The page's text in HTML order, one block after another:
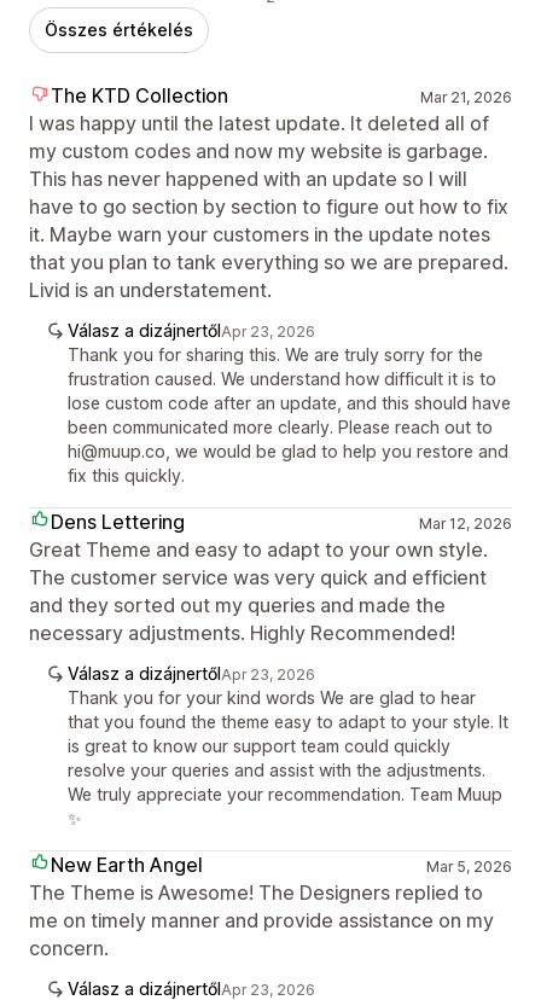
Összes értékelés
The KTD Collection Mar 21, 2026
I was happy until the latest update. It deleted all of
my custom codes and now my website is garbage.
This has never happened with an update so I will
have to go section by section to figure out how to fix
it. Maybe warn your customers in the update notes
that you plan to tank everything so we are prepared.
Livid is an understatement.
Válasz a dizájnertőlApr 23, 2026
Thank you for sharing this. We are truly sorry for the
frustration caused. We understand how difficult it is to
lose custom code after an update, and this should have
been communicated more clearly. Please reach out to
hi@muup.co, we would be glad to help you restore and
fix this quickly.
Dens Lettering Mar 12, 2026
Great Theme and easy to adapt to your own style.
The customer service was very quick and efficient
and they sorted out my queries and made the
necessary adjustments. Highly Recommended!
Válasz a dizájnertőlApr 23, 2026
Thank you for your kind words We are glad to hear
that you found the theme easy to adapt to your style. It
is great to know our support team could quickly
resolve your queries and assist with the adjustments.
We truly appreciate your recommendation. Team Muup
✨
New Earth Angel Mar 5, 2026
The Theme is Awesome! The Designers replied to
me on timely manner and provide assistance on my
concern.
Válasz a dizájnertőlApr 23, 2026